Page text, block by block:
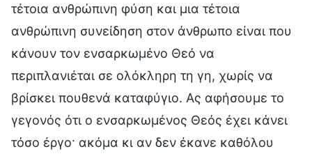
τέτοια ανθρώπινη φύση και μια τέτοια
ανθρώπινη συνείδηση στον άνθρωπο είναι που
κάνουν τον ενσαρκωμένο Θεό να
περιπλανιέται σε ολόκληρη τη γη, χωρίς να
βρίσκει πουθενά καταφύγιο. Ας αφήσουμε το
γεγονός ότι ο ενσαρκωμένος Θεός έχει κάνει
τόσο έργο· ακόμα κι αν δεν έκανε καθόλου